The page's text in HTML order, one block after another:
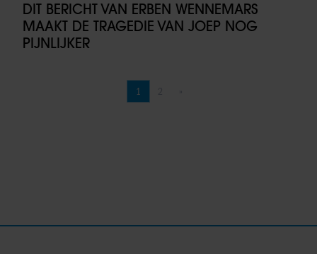
DIT BERICHT VAN ERBEN WENNEMARS
MAAKT DE TRAGEDIE VAN JOEP NOG
PIJNLIJKER
Pagina
1